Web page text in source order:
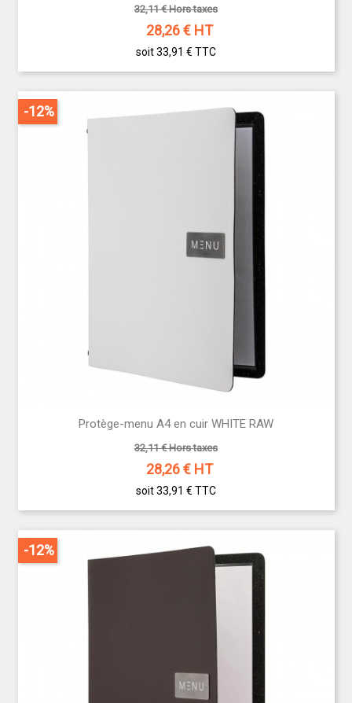
32,11 € Hors taxes
28,26€ HT
soit 33,91 € TTC
Protège-menu A4 en cuir WHITE RAW
32,11 € Hors taxes
28,26€ HT
soit 33,91 € TTC
-12%
-12%